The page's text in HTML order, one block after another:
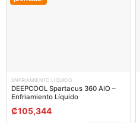
ENFRIAMIENTO LIQUIDO
DEEPCOOL Spartacus 360 AIO –
Enfriamiento Líquido
₡105,344